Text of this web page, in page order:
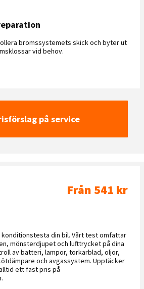
bromssystemets skick och byter ut
vid behov.
på service
Från 541 kr
din bil. Vårt test omfattar
mönsterdjupet och lufttrycket på dina
av batteri, lampor, torkarblad, oljor,
och avgassystem. Upptäcker
ett fast pris på